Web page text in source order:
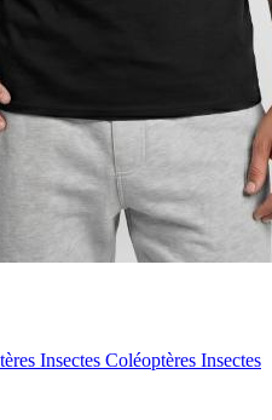
Insectes Coléoptères Insectes